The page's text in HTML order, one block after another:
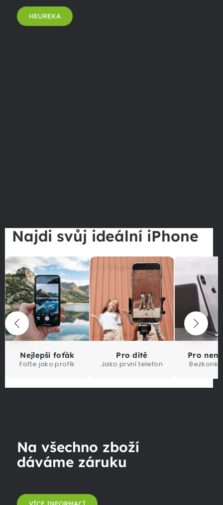
HEUREKA
Najdi svůj ideální iPhone
Nejlepší foťák
Foťte jako profík
Pro dítě
Jako první telefon
Pro
Na všechno zboží
dáváme záruku